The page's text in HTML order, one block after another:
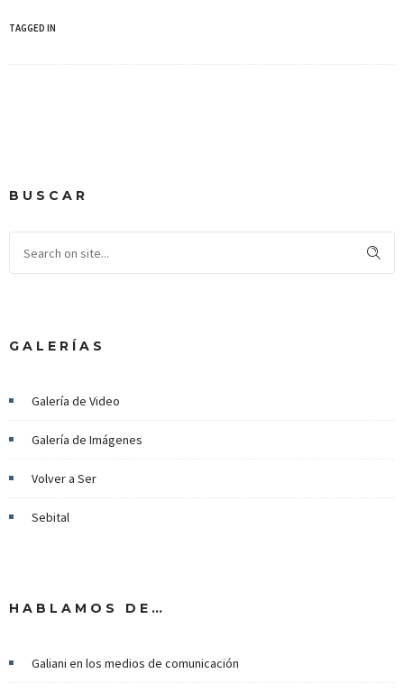
TAGGED IN
BUSCAR
GALERÍAS
Galería de Video
Galería de Imágenes
Volver a Ser
Sebital
HABLAMOS DE…
Galiani en los medios de comunicación